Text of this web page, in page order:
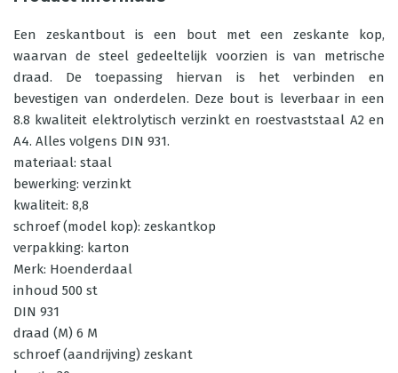
Een zeskantbout is een bout met een zeskante kop,
waarvan de steel gedeeltelijk voorzien is van metrische
draad. De toepassing hiervan is het verbinden en
bevestigen van onderdelen. Deze bout is leverbaar in een
8.8 kwaliteit elektrolytisch verzinkt en roestvaststaal A2 en
A4. Alles volgens DIN 931.
materiaal: staal
bewerking: verzinkt
kwaliteit: 8,8
schroef (model kop): zeskantkop
verpakking: karton
Merk: Hoenderdaal
inhoud 500 st
DIN 931
draad (M) 6 M
schroef (aandrijving) zeskant